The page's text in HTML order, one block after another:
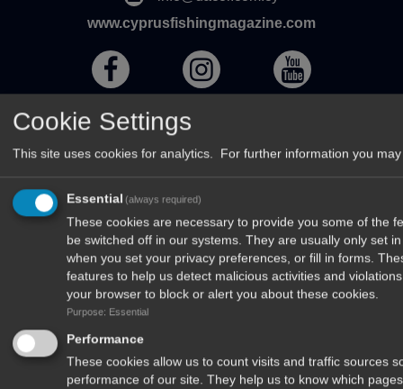
www.cyprusfishingmagazine.com
Χρήσιμοι Σύνδεσμοι
Cookie Settings
This site uses cookies for analytics. For further information you
Essential (always required)
These cookies are necessary to provide you some of the
be switched off in our systems. They are usually only set
when you set your privacy preferences, or fill in forms.
features to help us detect malicious activities and
your browser to block or alert you about these cookies.
Purpose: Essential
Performance
These cookies allow us to count visits and traffic sources
performance of our site. They help us to know which